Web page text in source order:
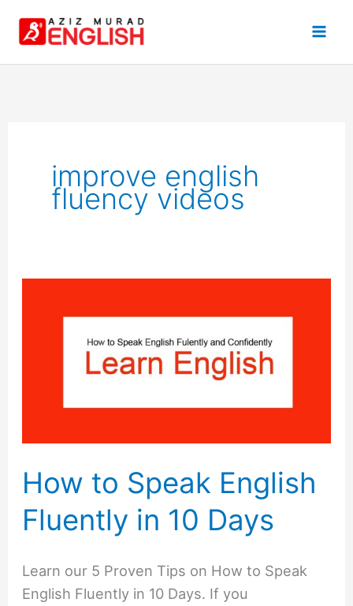
improve english
fluency videos
How to Speak English
Fluently in 10 Days
Learn our 5 Proven Tips on How to Speak
English Fluently in 10 Days. If you
Days